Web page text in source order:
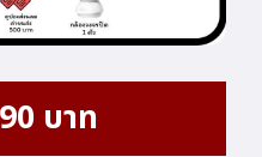
บาท